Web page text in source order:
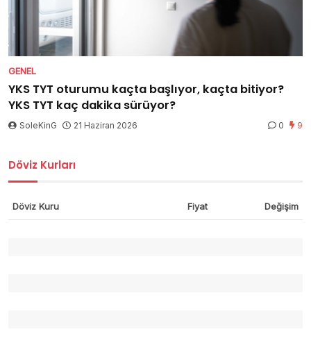
GENEL
YKS TYT oturumu kaçta başlıyor, kaçta bitiyor?
YKS TYT kaç dakika sürüyor?
SoleKinG 21 Haziran 2026 0 9
Döviz Kurları
Döviz Kuru Fiyat Değişim